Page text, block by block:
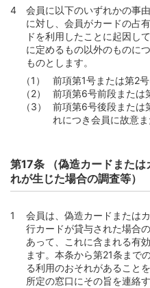
会員に以下のいずれかの事
に対し、会員がカードの占
ドを利用したことに起因し
に定めるもの以外のものに
ものとします。
前項第1号または第2
前項第6号前段または
前項第6号後段または
れにつき会員に故意
第17条 （偽造カードまた
れが生じた場合の調査等）
会員は、偽造カードまたは
行カードが貸与された場合
あって、これに含まれる有
ます。本条から第21条まで
る利用のおそれがあること
所定の窓口にその旨を連絡